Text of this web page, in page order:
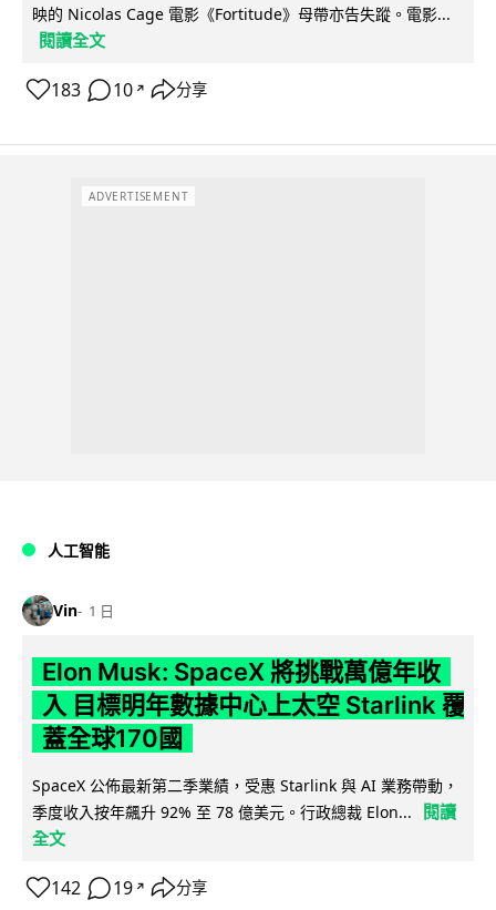
映的 Nicolas Cage 電影《Fortitude》母帶亦告失蹤。電影...
閱讀全文
183 10 ↗ 分享
ADVERTISEMENT
人工智能
Vin 1 日
Elon Musk: SpaceX 將挑戰萬億年收
入 目標明年數據中心上太空 Starlink 覆
蓋全球170國
SpaceX 公佈最新第二季業績，受惠 Starlink 與 AI 業務帶動，
季度收入按年飆升 92% 至 78 億美元。行政總裁 Elon...
閱讀
全文
142 19 ↗ 分享